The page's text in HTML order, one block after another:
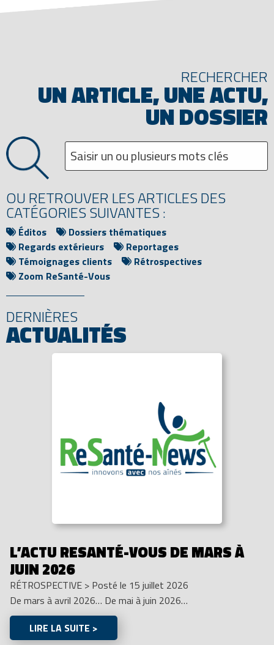
RECHERCHER
UN ARTICLE, UNE ACTU,
UN DOSSIER
OU RETROUVER LES ARTICLES DES
CATÉGORIES SUIVANTES :
Éditos
Dossiers thématiques
Regards extérieurs
Reportages
Témoignages clients
Rétrospectives
Zoom ReSanté-Vous
DERNIÈRES
ACTUALITÉS
L’ACTU RESANTÉ-VOUS DE MARS À
JUIN 2026
RÉTROSPECTIVE > Posté le 15 juillet 2026
De mars à avril 2026… De mai à juin 2026…
LIRE LA SUITE >